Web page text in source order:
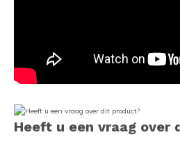
Heeft u een vraag over